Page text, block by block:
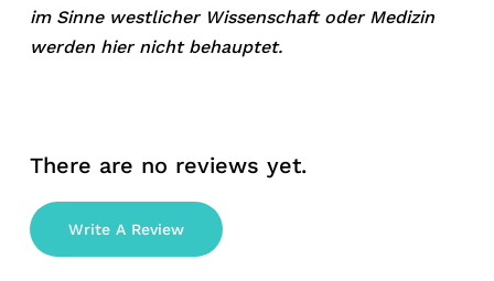
im Sinne westlicher Wissenschaft oder Medizin
werden hier nicht behauptet.
There are no reviews yet.
Write A Review